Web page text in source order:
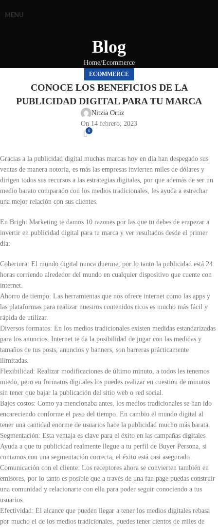
MENU
Blog
Home Ecommerce
ECOMMERCE
CONOCE LOS BENEFICIOS DE LA
PUBLICIDAD DIGITAL PARA TU MARCA
Nitzia Ortiz
On 14 febrero, 2023
0
Gracias a la publicidad digital muchas marcas hoy en día han despegado sus
ventas de manera notoria, es más las empresas invierten miles de dólares y
dirigen todos sus recursos a las estrategias digitales, por que además de ser un
medio barato comparado con los medios tradicionales, les ayuda a estrechar
una mejor relación con sus clientes.
En Bright Marketing te damos 10 razones por las que tu debes de empezar a
invertir en publicidad digital para tu marca y ver resultados desde el primer
día:
Cobertura: El mundo digital nunca duerme, por lo tanto la publicidad está 24
horas corriendo alrededor del mundo en cualquier dispositivo que cuente con
internet.
Ahorro de tiempo: Las herramientas que nos ofrece internet como las apps y
las plataformas para realizar nuestros contenidos ricos es mucho más fácil y
rápida de utilizar.
Diversos formatos: En los medios tradicionales existen medidas estandarizadas
para los anuncios. Internet te da la posibilidad de jugar con las medidas y
tamaños de tus posts, anuncios y banners, son barreras prácticamente
ilimitadas.
Flexibilidad: Realizar modificaciones de último minuto, a todos les tenemos
miedo; pero en formatos digitales los puedes realizar en cuestión de minutos
sin tener que bajar la publicación del sitio web o red social.
Bajos costos: Como ya mencionaba antes, los medios tradicionales se han ido
encareciendo conforme el paso del tiempo. En cambio el mundo digital al
tener una cantidad enorme de usuarios hace la publicidad mucho más barata.
Segmentación: Esta ventaja es clave para el éxito en las campañas digitales.
Ayuda a que tu publicidad realmente llegue a tu perfil de Buyer Persona, si
contamos con una segmentación correcta, el éxito está casi asegurado.
Comunicación con el cliente: Los receptores ahora se convierten también en
emisores, por lo tanto es posible que a través de una fan page puedas construir
una comunidad y relacionarte con ella para poder seguir conociendo a tus
usuarios.
Efectividad: El alcance que pueden llegar a tener los medios digitales rebasa
por mucho el de los medios tradicionales, puedes tener cientos de miles de